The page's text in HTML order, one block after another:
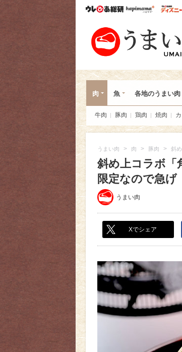
ウレぴあ総研ハピマ
肉 魚 各地のうまい肉
牛肉 豚肉 鶏肉 焼肉
うまい肉 > 肉 > 豚肉 > 斜
斜め上コラボ「
限定なので急げ
うまい肉
Xでシェア